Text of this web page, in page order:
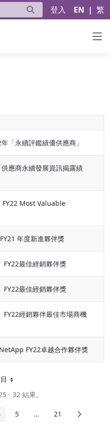
登入 EN | 繁
「永續評鑑績優供應商」
應商永續發展資訊揭露績
Most Valuable
年度新進夥伴獎
最佳經銷夥伴獎
最佳經銷夥伴獎
經銷夥伴最佳市場商機
FY22卓越合作夥伴獎
每頁
- 32 結果。
面 頁面
5 ...中間頁面頁面
21 下頁